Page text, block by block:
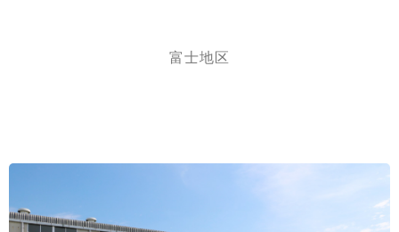
富士地区